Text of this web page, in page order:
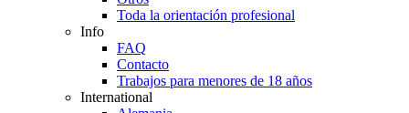
Toda la orientación profesional
Info
FAQ
Contacto
Trabajos para menores de 18 años
International